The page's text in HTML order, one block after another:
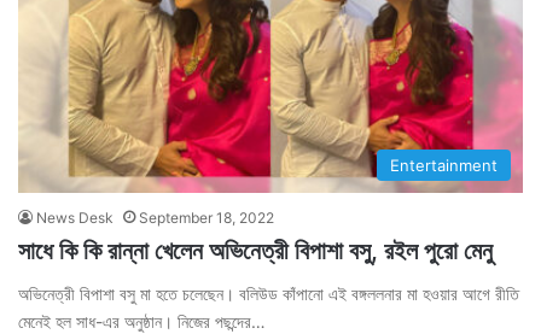
Entertainment
News Desk September 18, 2022
সাধে কি কি রান্না খেলেন অভিনেত্রী বিপাশা বসু, রইল পুরো মেনু
অভিনেত্রী বিপাশা বসু মা হতে চলেছেন। বলিউড কাঁপানো এই বঙ্গললনার মা হওয়ার আগে রীতি
মেনেই হল সাধ-এর অনুষ্ঠান। নিজের পছন্দের…